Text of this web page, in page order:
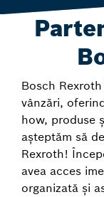
Bosch
vânzări,
how, produse
așteptăm să
Rexroth!
avea acces
organizată și